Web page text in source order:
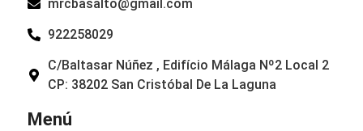
Menú
mrcbasalto@gmail.com
922258029
C/Baltasar Núñez , Edifício Málaga Nº2 Local 2
CP: 38202 San Cristóbal De La Laguna